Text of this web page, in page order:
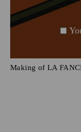
Making of LA